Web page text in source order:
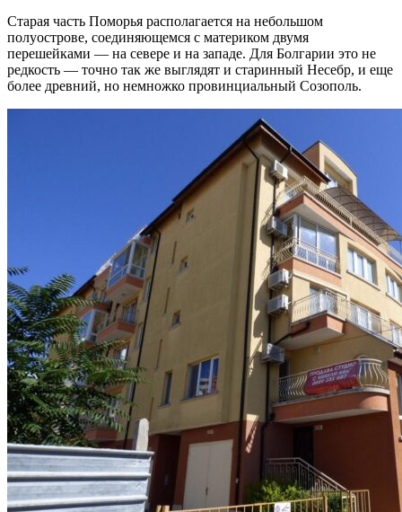
Старая часть Поморья располагается на небольшом
полуострове, соединяющемся с материком двумя
перешейками — на севере и на западе. Для Болгарии это не
редкость — точно так же выглядят и старинный Несебр, и еще
более древний, но немножко провинциальный Созополь.